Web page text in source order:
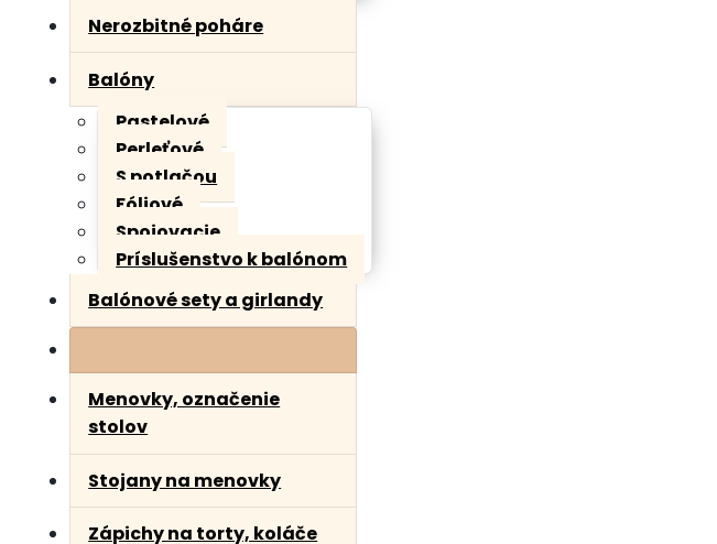
Nerozbitné poháre
Balóny
Pastelové
Perleťové
S potlačou
Fóliové
Spojovacie
Príslušenstvo k balónom
Balónové sety a girlandy
Menovky, označenie
stolov
Stojany na menovky
Zápichy na torty, koláče